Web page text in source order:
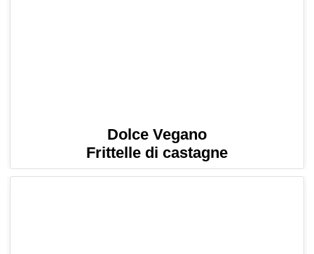
Dolce Vegano
Frittelle di castagne